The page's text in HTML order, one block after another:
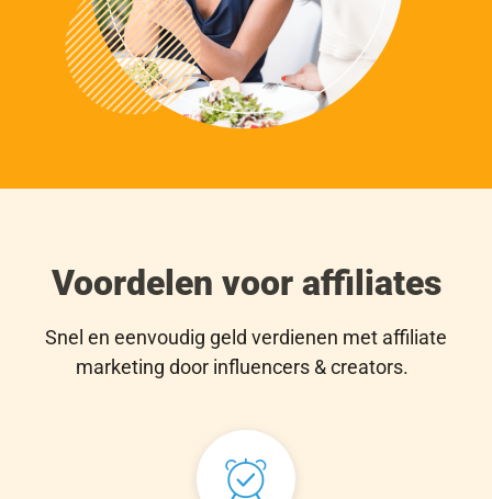
Voordelen voor affiliates
Snel en eenvoudig geld verdienen met affiliate
marketing door influencers & creators.